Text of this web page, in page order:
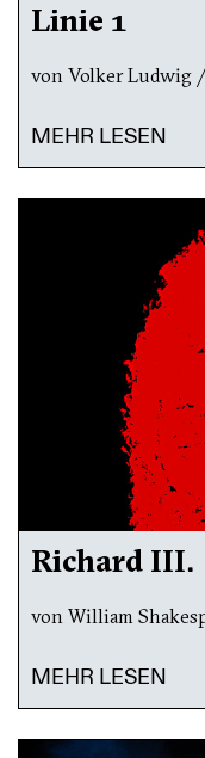
Linie 1
von Volker Ludwig
MEHR LESEN
Richard III.
von William
MEHR LESEN